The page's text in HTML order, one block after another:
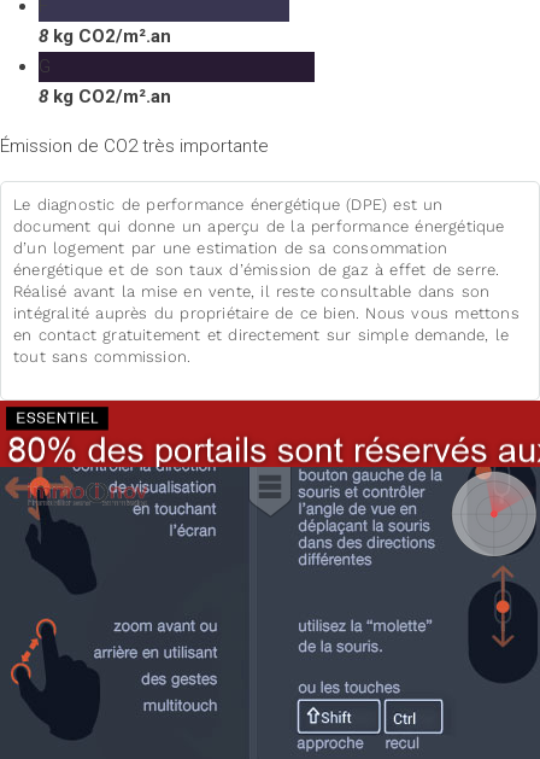
8 kg CO2/m².an
G
8 kg CO2/m².an
Émission de CO2 très importante
Le diagnostic de performance énergétique (DPE) est un
document qui donne un aperçu de la performance énergétique
d’un logement par une estimation de sa consommation
énergétique et de son taux d’émission de gaz à effet de serre.
Réalisé avant la mise en vente, il reste consultable dans son
intégralité auprès du propriétaire de ce bien. Nous vous mettons
en contact gratuitement et directement sur simple demande, le
tout sans commission.